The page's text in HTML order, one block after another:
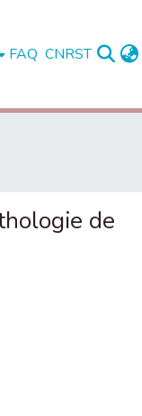
FAQ CNRST
de